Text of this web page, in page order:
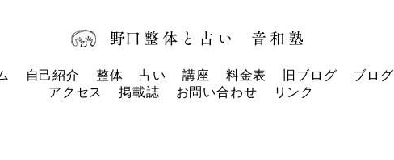
​野口整体と占い 音和塾​
自己紹介 整体 占い 講座 料金表 旧ブログ
ブログ
アクセス
掲載誌 お問い合わせ リンク